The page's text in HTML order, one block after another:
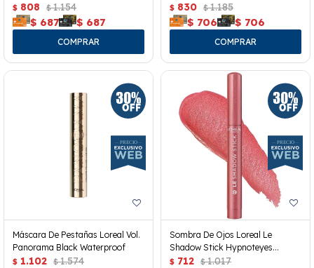
$ 808 $ 1.154
$ 687 $ 687
$ 830 $ 1.185
$ 706 $ 706
Máscara De Pestañas Loreal Vol.
Panorama Black Waterproof
$ 1.102 $ 1.574
Sombra De Ojos Loreal Le
Shadow Stick Hypnoteyes
Cloudy Rose 118
$ 712 $ 1.017